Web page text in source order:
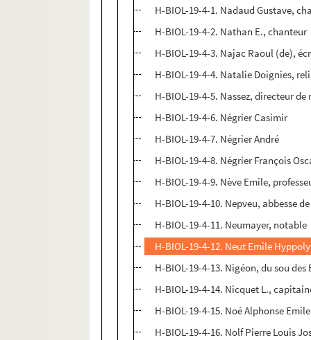
H-BIOL-19-4-1. Nadaud Gustave,
H-BIOL-19-4-2. Nathan E., chanteur
H-BIOL-19-4-3. Najac Raoul (de),
H-BIOL-19-4-4. Natalie Doignies,
H-BIOL-19-4-5. Nassez, directeur
H-BIOL-19-4-6. Négrier Casimir
H-BIOL-19-4-7. Négrier André
H-BIOL-19-4-8. Négrier François
H-BIOL-19-4-9. Nève Emile,
H-BIOL-19-4-10. Nepveu, abbesse
H-BIOL-19-4-11. Neumayer, notable
H-BIOL-19-4-12. Neut Emile
H-BIOL-19-4-13. Nigéon, du sou des
H-BIOL-19-4-14. Nicquet L.,
H-BIOL-19-4-15. Noé Alphonse
H-BIOL-19-4-16. Nolf Pierre Louis